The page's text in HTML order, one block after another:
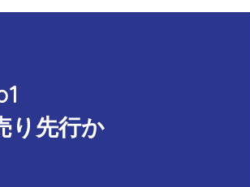
り先行か